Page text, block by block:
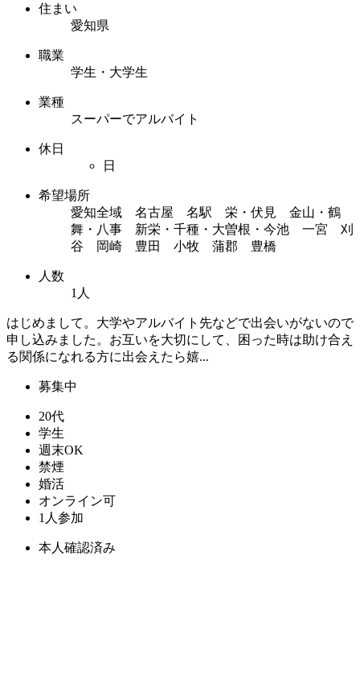
住まい
愛知県
職業
学生・大学生
業種
スーパーでアルバイト
休日
日
希望場所
愛知全域 名古屋 名駅 栄・伏見 金山・鶴
舞・八事 新栄・千種・大曽根・今池 一宮 刈
谷 岡崎 豊田 小牧 蒲郡 豊橋
人数
1人
はじめまして。大学やアルバイト先などで出会いがないので
申し込みました。お互いを大切にして、困った時は助け合え
る関係になれる方に出会えたら嬉...
募集中
20代
学生
週末OK
禁煙
婚活
オンライン可
1人参加
本人確認済み